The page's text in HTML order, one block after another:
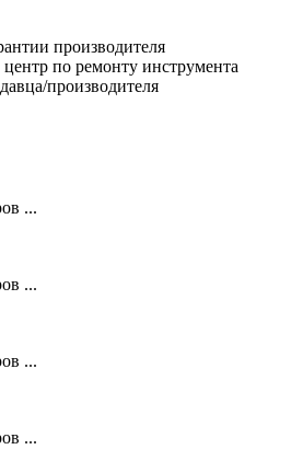
производителя
по ремонту инструмента
производителя
...
...
...
...